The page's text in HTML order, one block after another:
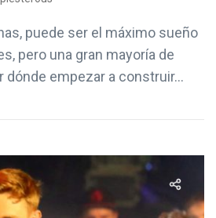
puede ser el máximo sueño
pero una gran mayoría de
dónde empezar a construir...